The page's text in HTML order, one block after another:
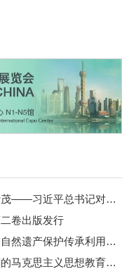
让中朝传统友谊之树更加根深叶茂——习近平总书记对朝鲜进行国事访问纪实
卷出版发行
在习近平文化思想引领下文化和自然遗产保护传承利用工作开创新局面
伟大征程丨延安整风：一次深刻的马克思主义思想教育运动